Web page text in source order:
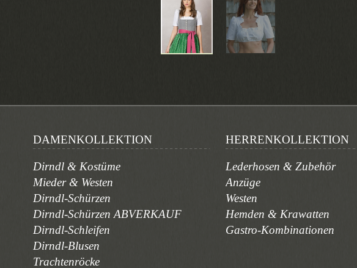
DAMENKOLLEKTION
Dirndl & Kostüme
Mieder & Westen
Dirndl-Schürzen
Dirndl-Schürzen ABVERKAUF
Dirndl-Schleifen
Dirndl-Blusen
Trachtenröcke
HERRENKOLLEKTION
Lederhosen & Zubehör
Anzüge
Westen
Hemden & Krawatten
Gastro-Kombinationen